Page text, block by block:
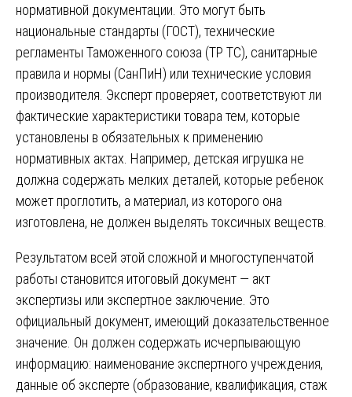
нормативной документации. Это могут быть
национальные стандарты (ГОСТ), технические
регламенты Таможенного союза (ТР ТС), санитарные
правила и нормы (СанПиН) или технические условия
производителя. Эксперт проверяет, соответствуют ли
фактические характеристики товара тем, которые
установлены в обязательных к применению
нормативных актах. Например, детская игрушка не
должна содержать мелких деталей, которые ребенок
может проглотить, а материал, из которого она
изготовлена, не должен выделять токсичных веществ.
Результатом всей этой сложной и многоступенчатой
работы становится итоговый документ — акт
экспертизы или экспертное заключение. Это
официальный документ, имеющий доказательственное
значение. Он должен содержать исчерпывающую
информацию: наименование экспертного учреждения,
данные об эксперте (образование, квалификация, стаж